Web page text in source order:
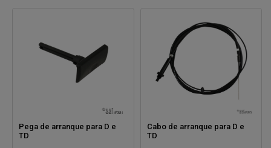
Pega de arranque para D e
TD
Cabo de arranque para D e
TD